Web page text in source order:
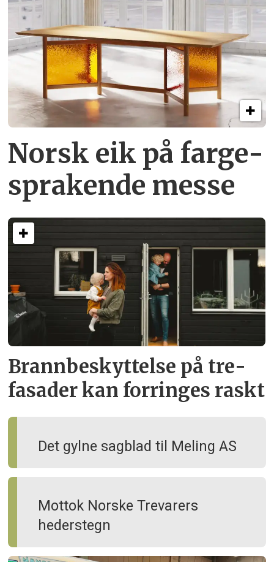
Norsk eik på farge­
sprakende messe
Brann­beskyttelse på tre­
fasader kan forringes raskt
Det gylne sagblad til Meling AS
Mottok Norske Trevarers
hederstegn